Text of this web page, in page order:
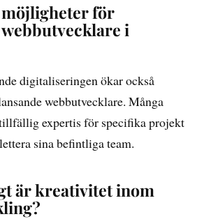
möjligheter för
i
digitaliseringen ökar också
webbutvecklare. Många
expertis för specifika projekt
sina befintliga team.
är kreativitet inom